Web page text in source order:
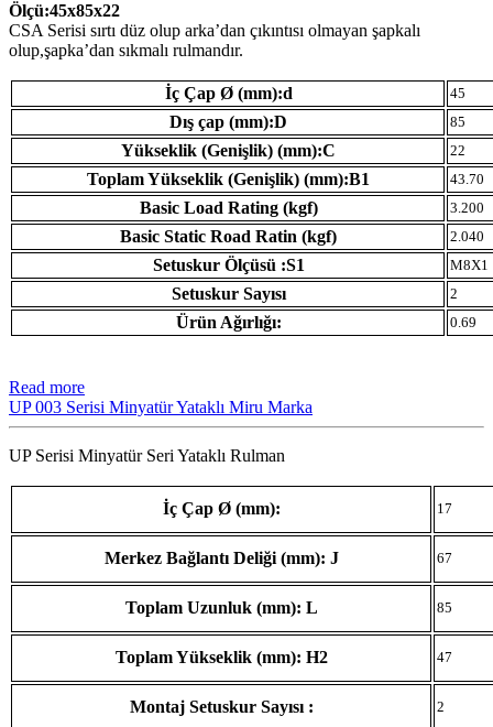
Ölçü:45x85x22
CSA Serisi sırtı düz olup arka’dan çıkıntısı olmayan şapkalı
olup,şapka’dan sıkmalı rulmandır.
İç Çap Ø (mm):d 45
Dış çap (mm):D 85
Yükseklik (Genişlik) (mm):C 22
Toplam Yükseklik (Genişlik) (mm):B1 43.70
Basic Load Rating (kgf) 3.200
Basic Static Road Ratin (kgf) 2.040
Setuskur Ölçüsü :S1 M8X1
Setuskur Sayısı 2
Ürün Ağırlığı: 0.69
Read more
UP 003 Serisi Minyatür Yataklı Miru Marka
UP Serisi Minyatür Seri Yataklı Rulman
İç Çap Ø (mm): 17
Merkez Bağlantı Deliği (mm): J 67
Toplam Uzunluk (mm): L 85
Toplam Yükseklik (mm): H2 47
Montaj Setuskur Sayısı : 2